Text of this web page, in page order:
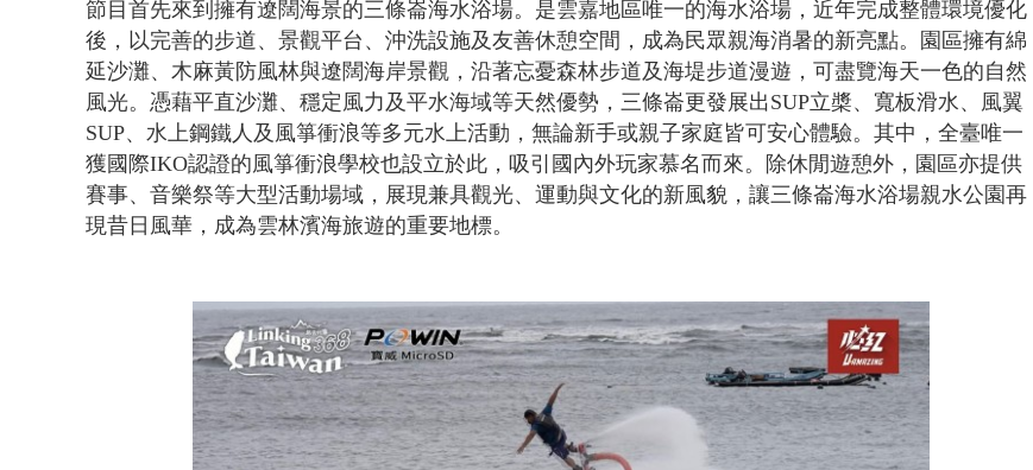
節目首先來到擁有遼闊海景的三條崙海水浴場。是雲嘉地區唯一的海水浴場，近年完成整體環境優化
後，以完善的步道、景觀平台、沖洗設施及友善休憩空間，成為民眾親海消暑的新亮點。園區擁有綿
延沙灘、木麻黃防風林與遼闊海岸景觀，沿著忘憂森林步道及海堤步道漫遊，可盡覽海天一色的自然
風光。憑藉平直沙灘、穩定風力及平水海域等天然優勢，三條崙更發展出SUP立槳、寬板滑水、風翼
SUP、水上鋼鐵人及風箏衝浪等多元水上活動，無論新手或親子家庭皆可安心體驗。其中，全臺唯一
獲國際IKO認證的風箏衝浪學校也設立於此，吸引國內外玩家慕名而來。除休閒遊憩外，園區亦提供
賽事、音樂祭等大型活動場域，展現兼具觀光、運動與文化的新風貌，讓三條崙海水浴場親水公園再
現昔日風華，成為雲林濱海旅遊的重要地標。